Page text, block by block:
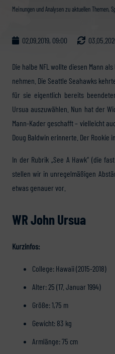
Meinungen und Analysen zu aktuellen Themen,
02.09.2019, 09:00
Die halbe NFL wollte diesen Mann
nehmen. Die Seattle Seahawks
für sie eigentlich bereits
Ursua auszuwählen. Nun hat der
Mann-Kader geschafft – vielleicht
Doug Baldwin erinnerte. Der Rookie
In der Rubrik „See A Hawk“ (die
stellen wir in unregelmäßigen
etwas genauer vor.
WR John Ursua
Kurzinfos:
College: Hawaii (2015-2018)
Alter: 25 (17. Januar 1994)
Größe: 1,75 m
Gewicht: 83 kg
Armlänge: 75 cm